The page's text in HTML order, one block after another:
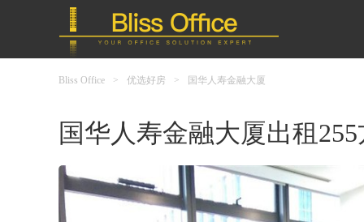
Bliss Office > 优选好房 > 国华人寿金融大厦
国华人寿金融大厦出租